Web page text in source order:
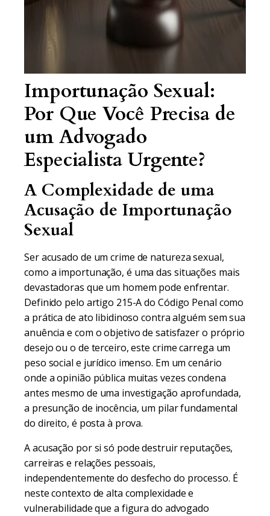
Importunação Sexual:
Por Que Você Precisa de
um Advogado
Especialista Urgente?
A Complexidade de uma
Acusação de Importunação
Sexual
Ser acusado de um crime de natureza sexual,
como a importunação, é uma das situações mais
devastadoras que um homem pode enfrentar.
Definido pelo artigo 215-A do Código Penal como
a prática de ato libidinoso contra alguém sem sua
anuência e com o objetivo de satisfazer o próprio
desejo ou o de terceiro, este crime carrega um
peso social e jurídico imenso. Em um cenário
onde a opinião pública muitas vezes condena
antes mesmo de uma investigação aprofundada,
a presunção de inocência, um pilar fundamental
do direito, é posta à prova.
A acusação por si só pode destruir reputações,
carreiras e relações pessoais,
independentemente do desfecho do processo. É
neste contexto de alta complexidade e
vulnerabilidade que a figura do advogado